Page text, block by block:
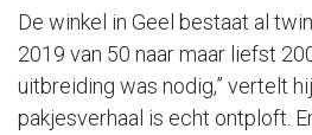
De winkel in Geel bestaat al
2019 van 50 naar maar liefst
uitbreiding was nodig,” vertelt
pakjesverhaal is echt ontploft.